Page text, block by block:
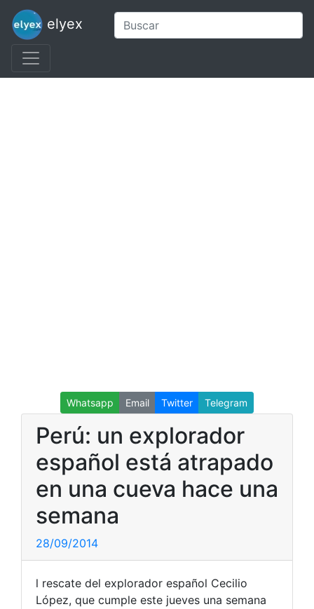
elyex
Whatsapp Email Twitter Telegram
Perú: un explorador
español está atrapado
en una cueva hace una
semana
28/09/2014
l rescate del explorador español Cecilio
López, que cumple este jueves una semana